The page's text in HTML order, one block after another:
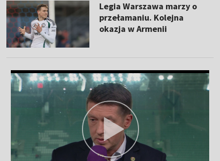
Legia Warszawa marzy o
przełamaniu. Kolejna
okazja w Armenii